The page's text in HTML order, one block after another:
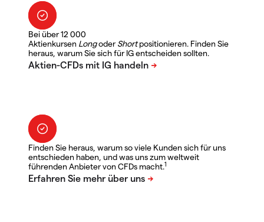
Bei über 12 000
Aktienkursen LongoderShortpositionieren. Finden Sie
heraus, warum Sie sich für IG entscheiden sollten.
Finden Sie heraus, warum so viele Kunden sich für uns
entschieden haben, und was uns zum weltweit
führenden Anbieter von CFDs macht.1